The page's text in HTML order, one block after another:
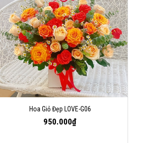
Hoa Giỏ Đẹp LOVE-G06
950.000₫